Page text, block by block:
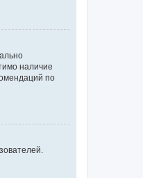
наличие
по